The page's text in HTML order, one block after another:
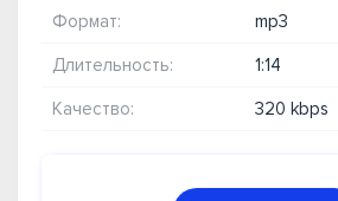
Формат: mp3
Длительность: 1:14
Качество: 320 kbps